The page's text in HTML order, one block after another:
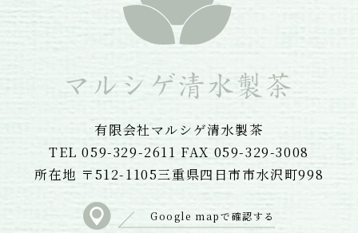
有限会社マルシゲ清水製茶
TEL 059-329-2611 FAX 059-329-3008
所在地 〒512-1105三重県四日市市水沢町998
Google mapで確認する